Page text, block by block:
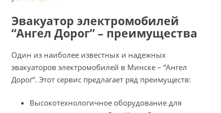
Эвакуатор электромобилей
“Ангел Дорог” – преимущества
Один из наиболее известных и надежных
эвакуаторов электромобилей в Минске – “Ангел
Дорог”. Этот сервис предлагает ряд преимуществ:
Высокотехнологичное оборудование для